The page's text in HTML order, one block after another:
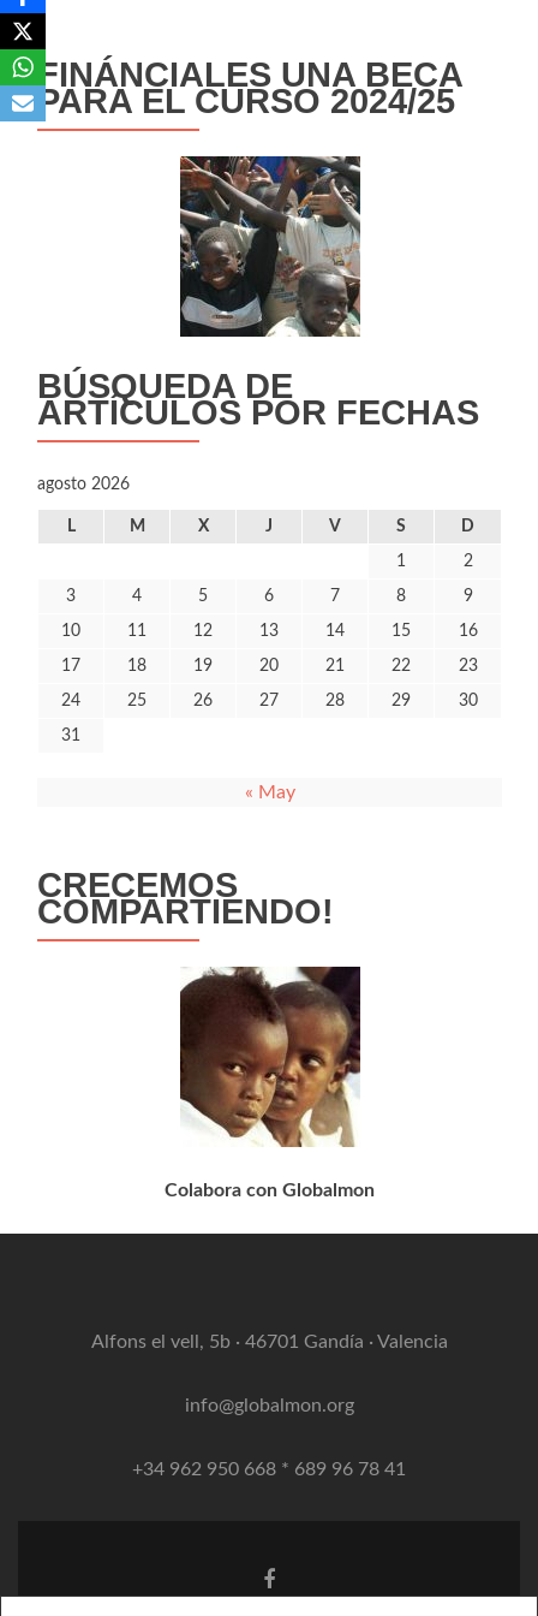
FINÁNCIALES UNA BECA
PARA EL CURSO 2024/25
BÚSQUEDA DE
ARTÍCULOS POR FECHAS
agosto 2026
L M X J V S D
1 2
3 4 5 6 7 8 9
10 11 12 13 14 15 16
17 18 19 20 21 22 23
24 25 26 27 28 29 30
31
« May
CRECEMOS
COMPARTIENDO!
Colabora con Globalmon
Alfons el vell, 5b · 46701 Gandía · Valencia
info@globalmon.org
+34 962 950 668 * 689 96 78 41
Enlace
de